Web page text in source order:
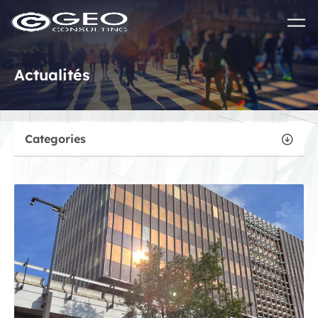
Skip to main content
Actualités
Categories